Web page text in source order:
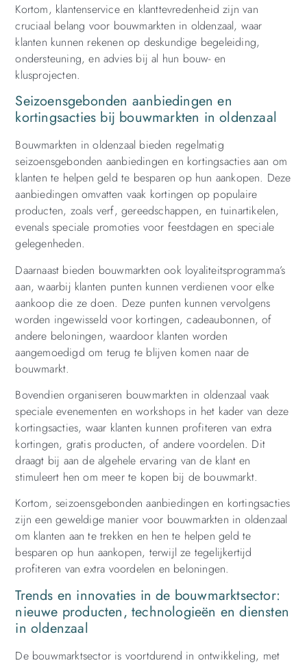
Kortom, klantenservice en klanttevredenheid zijn van
cruciaal belang voor bouwmarkten in oldenzaal, waar
klanten kunnen rekenen op deskundige begeleiding,
ondersteuning, en advies bij al hun bouw- en
klusprojecten.
Seizoensgebonden aanbiedingen en
kortingsacties bij bouwmarkten in oldenzaal
Bouwmarkten in oldenzaal bieden regelmatig
seizoensgebonden aanbiedingen en kortingsacties aan om
klanten te helpen geld te besparen op hun aankopen. Deze
aanbiedingen omvatten vaak kortingen op populaire
producten, zoals verf, gereedschappen, en tuinartikelen,
evenals speciale promoties voor feestdagen en speciale
gelegenheden.
Daarnaast bieden bouwmarkten ook loyaliteitsprogramma’s
aan, waarbij klanten punten kunnen verdienen voor elke
aankoop die ze doen. Deze punten kunnen vervolgens
worden ingewisseld voor kortingen, cadeaubonnen, of
andere beloningen, waardoor klanten worden
aangemoedigd om terug te blijven komen naar de
bouwmarkt.
Bovendien organiseren bouwmarkten in oldenzaal vaak
speciale evenementen en workshops in het kader van deze
kortingsacties, waar klanten kunnen profiteren van extra
kortingen, gratis producten, of andere voordelen. Dit
draagt bij aan de algehele ervaring van de klant en
stimuleert hen om meer te kopen bij de bouwmarkt.
Kortom, seizoensgebonden aanbiedingen en kortingsacties
zijn een geweldige manier voor bouwmarkten in oldenzaal
om klanten aan te trekken en hen te helpen geld te
besparen op hun aankopen, terwijl ze tegelijkertijd
profiteren van extra voordelen en beloningen.
Trends en innovaties in de bouwmarktsector:
nieuwe producten, technologieën en diensten
in oldenzaal
De bouwmarktsector is voortdurend in ontwikkeling, met